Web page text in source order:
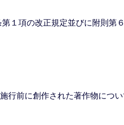
１項の改正規定並びに附則第
行前に創作された著作物につ